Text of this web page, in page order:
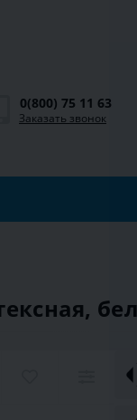
0(800) 75 11 63
Заказать звонок